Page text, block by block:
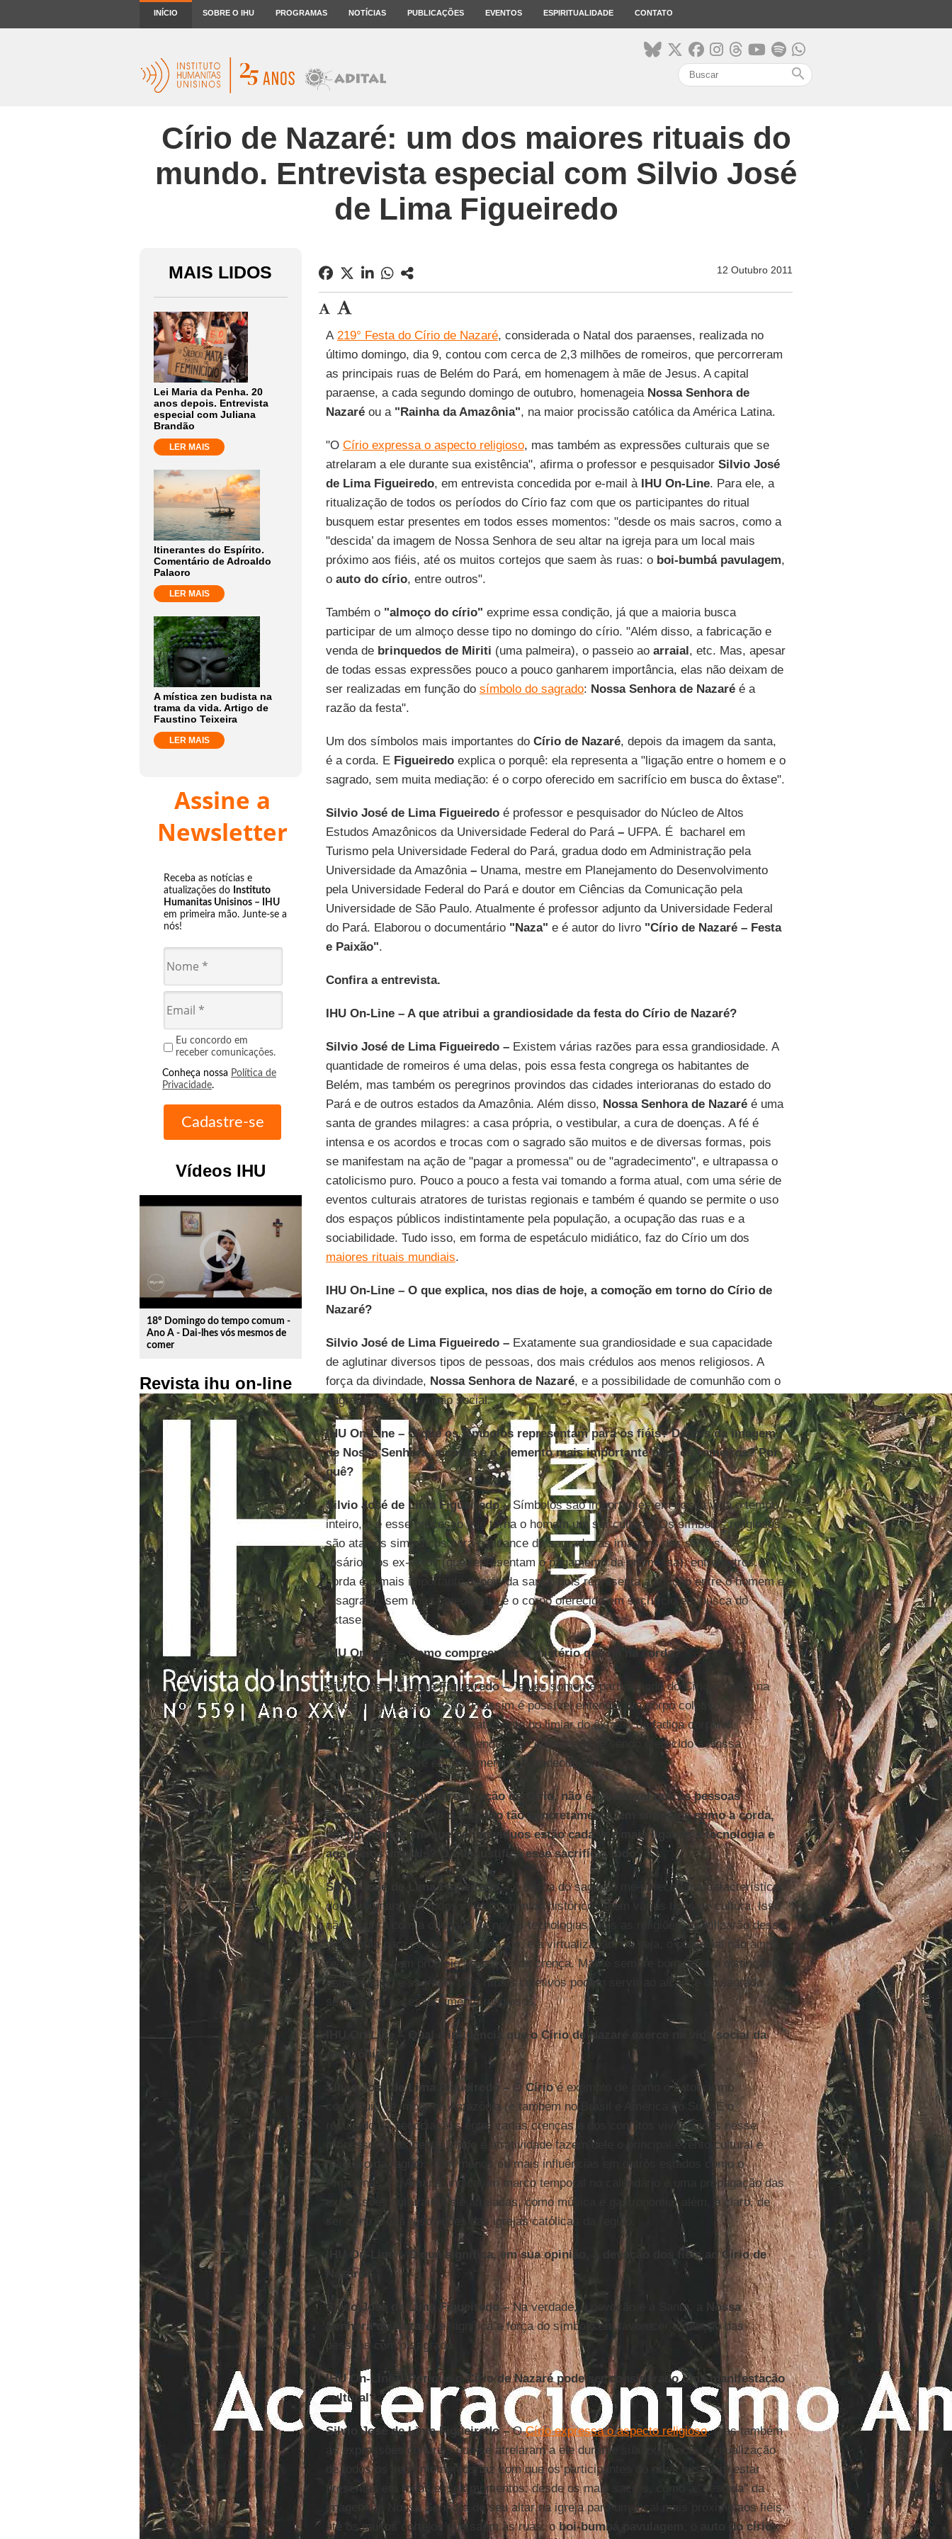
INÍCIO SOBRE O IHU PROGRAMAS NOTÍCIAS PUBLICAÇÕES EVENTOS ESPIRITUALIDADE CONTATO
search
Círio de Nazaré: um dos maiores rituais do
mundo. Entrevista especial com Silvio José
de Lima Figueiredo
MAIS LIDOS
Lei Maria da Penha. 20
anos depois. Entrevista
especial com Juliana
Brandão
LER MAIS
Itinerantes do Espírito.
Comentário de Adroaldo
Palaoro
LER MAIS
A mística zen budista na
trama da vida. Artigo de
Faustino Teixeira
LER MAIS
Assine a
Newsletter
Receba as notícias e
atualizações do Instituto
Humanitas Unisinos – IHU
em primeira mão. Junte-se a
nós!
Eu concordo em
receber comunicações.
Conheça nossa Política de
Privacidade.
Vídeos IHU
play_circle_outline
18º Domingo do tempo comum -
Ano A - Dai-lhes vós mesmos de
comer
Revista ihu on-line
12 Outubro 2011
A 219° Festa do Círio de Nazaré, considerada o Natal dos paraenses, realizada no
último domingo, dia 9, contou com cerca de 2,3 milhões de romeiros, que percorreram
as principais ruas de Belém do Pará, em homenagem à mãe de Jesus. A capital
paraense, a cada segundo domingo de outubro, homenageia Nossa Senhora de
Nazaréou a "Rainha da Amazônia", na maior procissão católica da América Latina.
"O Círio expressa o aspecto religioso, mas também as expressões culturais que se
atrelaram a ele durante sua existência", afirma o professor e pesquisador Silvio José
de Lima Figueiredo, em entrevista concedida por e-mail àIHU On-Line. Para ele, a
ritualização de todos os períodos do Círio faz com que os participantes do ritual
busquem estar presentes em todos esses momentos: "desde os mais sacros, como a
"descida’ da imagem de Nossa Senhora de seu altar na igreja para um local mais
próximo aos fiéis, até os muitos cortejos que saem às ruas: o boi-bumbá pavulagem,
o auto do círio, entre outros".
Também o "almoço do círio" exprime essa condição, já que a maioria busca
participar de um almoço desse tipo no domingo do círio. "Além disso, a fabricação e
venda debrinquedos de Miriti (uma palmeira), o passeio ao arraial, etc. Mas, apesar
de todas essas expressões pouco a pouco ganharem importância, elas não deixam de
ser realizadas em função do símbolo do sagrado: Nossa Senhora de Nazaréé a
razão da festa".
Um dos símbolos mais importantes do Círio de Nazaré, depois da imagem da santa,
é a corda. E Figueiredoexplica o porquê: ela representa a "ligação entre o homem e o
sagrado, sem muita mediação: é o corpo oferecido em sacrifício em busca do êxtase".
Silvio José de Lima Figueiredoé professor e pesquisador do Núcleo de Altos
Estudos Amazônicos da Universidade Federal do Pará – UFPA. É bacharel em
Turismo pela Universidade Federal do Pará, gradua dodo em Administração pela
Universidade da Amazônia – Unama, mestre em Planejamento do Desenvolvimento
pela Universidade Federal do Pará e doutor em Ciências da Comunicação pela
Universidade de São Paulo. Atualmente é professor adjunto da Universidade Federal
do Pará. Elaborou o documentário "Naza" e é autor do livro "Círio de Nazaré – Festa
e Paixão".
Confira a entrevista.
IHU On-Line – A que atribui a grandiosidade da festa do Círio de Nazaré?
Silvio José de Lima Figueiredo –Existem várias razões para essa grandiosidade. A
quantidade de romeiros é uma delas, pois essa festa congrega os habitantes de
Belém, mas também os peregrinos provindos das cidades interioranas do estado do
Pará e de outros estados da Amazônia. Além disso, Nossa Senhora de Nazaréé uma
santa de grandes milagres: a casa própria, o vestibular, a cura de doenças. A fé é
intensa e os acordos e trocas com o sagrado são muitos e de diversas formas, pois
se manifestam na ação de "pagar a promessa" ou de "agradecimento", e ultrapassa o
catolicismo puro. Pouco a pouco a festa vai tomando a forma atual, com uma série de
eventos culturais atratores de turistas regionais e também é quando se permite o uso
dos espaços públicos indistintamente pela população, a ocupação das ruas e a
sociabilidade. Tudo isso, em forma de espetáculo midiático, faz do Círio um dos
maiores rituais mundiais.
IHU On-Line – O que explica, nos dias de hoje, a comoção em torno do Círio de
Nazaré?
Silvio José de Lima Figueiredo –Exatamente sua grandiosidade e sua capacidade
de aglutinar diversos tipos de pessoas, dos mais crédulos aos menos religiosos. A
força da divindade, Nossa Senhora de Nazaré, e a possibilidade de comunhão com o
sagrado e de comunhão social.
IHU On-Line – O que os símbolos representam para os fiéis? Depois da imagem
de Nossa Senhora, a corda é o elemento mais importante para os romeiros? Por
quê?
Silvio José de Lima Figueiredo –Símbolos são importantes em nossa vida o tempo
inteiro, e é esse processo que torna o homem um ser cultural. Os símbolos religiosos
são atalhos simbólicos para o alcance do sagrado: as imagens dos santos, os
rosários, os ex-votos (que representam o pagamento da promessa), entre outros. A
corda é o mais importante depois da santa, pois representa a ligação entre o homem e
o sagrado, sem muita mediação: é o corpo oferecido em sacrifício em busca do
êxtase.
IHU On-Line – Como compreender o mistério que há na corda?
Silvio José de Lima Figueiredo –Talvez somente participando doCírio
e "indo" na
corda durante a procissão. E assim é possível entender um corpo coletivo,
sacrificado, em privação, exatamente no limiar do êxtase, da fadiga corporal,
impondo-se no ritual como sendo sua centralidade, e sendo oferecido aNossa
Senhora de Nazaré
em pagamento e agradecimento.
IHU On-Line – Com a realização do Círio, não é paradoxal que as pessoas
continuem buscando o sagrado tão concretamente, em símbolos como a corda,
em um mundo em que os indivíduos estão cada vez mais ligados à tecnologia e
aos meios virtuais? O que justifica esse sacrifício todo?
Silvio José de Lima Figueiredo –A busca do sagrado me parece uma característica
do ser humano em todos seus momentos históricos e em vários tipos de cultura. Isso
não mudará com a chegada de novas tecnologias, pois as religiões se utilizarão dessa
tecnologia para continuar funcionado, e a virtualização, ou seja, o potencial não ainda
realizado, é bem propício ao campo da crença. Mas é sempre bom fazer a distinção
entre religião e sagrado, pois rituais coletivos podem servir ao alcance do sagrado
sem serem necessariamente religiosos.
IHU On-Line – Qual a influência que o Círio de Nazaré exerce na vida social da
Amazônia?
Silvio José de Lima Figueiredo –OCírioé exemplo de como o catolicismo
conseguiu se impor na Amazônia (e também no Brasil e América do Sul). É o
resultado de negociações entre varias crenças e dos conflitos vivenciados nesse
processo. Suas centralidade e atratividade fazem dele o principal evento cultural e
religioso da região. Com menos ou mais influências em outros estados como o
Amazonas
Amapá
, indica um marco temporal no calendário e uma propagação das
expressões culturais a ele atreladas, como música e gastronomia, além, é claro, de
ser central nas resoluções das igrejas católicas da região.
IHU On-Line – O que significa, em sua opinião, a devoção dos fiéis ao Círio de
Nazaré?
Silvio José de Lima Figueiredo –Na verdade, a devoção é à Santa, a
Nossa
Senhora de Nazaré, e significa a força do símbolo em favorecer a relação das
pessoas com o sagrado.
IHU On-Line – Por que o Círio de Nazaré pode ser considerado uma manifestação
cultural?
Silvio José de Lima Figueiredo –OCírio expressa o aspecto religioso, mas também
as expressões culturais que se atrelaram a ele durante sua existência. A ritualização
de todos os seus momentos faz com que os participantes do ritual busquem estar
presentes em todos esses momentos: desde os mais sacros, como a "descida" da
imagem de Nossa Senhora de seu altar na igreja para um local mais próximo aos fiéis,
até os muitos cortejos que saem às ruas: oboi-bumbá pavulagem auto do círio,